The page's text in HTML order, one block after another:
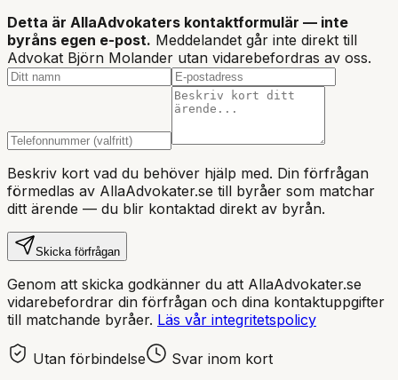
Detta är AllaAdvokaters kontaktformulär — inte
byråns egen e-post. Meddelandet går inte direkt till
Advokat Björn Molander utan vidarebefordras av oss.
Beskriv kort vad du behöver hjälp med. Din förfrågan
förmedlas av AllaAdvokater.se till byråer som matchar
ditt ärende — du blir kontaktad direkt av byrån.
Skicka förfrågan
Genom att skicka godkänner du att AllaAdvokater.se
vidarebefordrar din förfrågan och dina kontaktuppgifter
till matchande byråer. Läs vår integritetspolicy
Utan förbindelse
Svar inom kort